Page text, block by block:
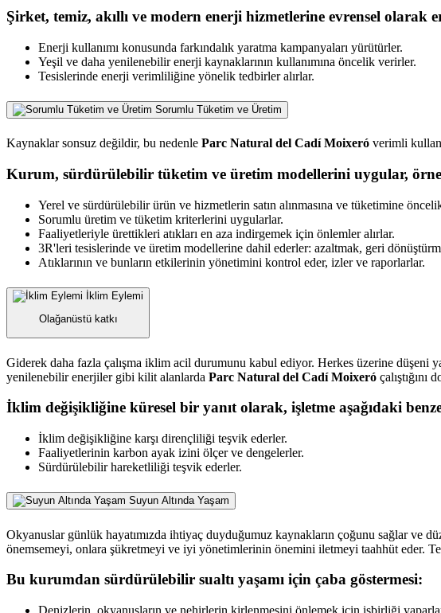
Şirket, temiz, akıllı ve modern enerji hizmetlerine evrensel olarak
Enerji kullanımı konusunda farkındalık yaratma kampanyaları yürütürler.
Yeşil ve daha yenilenebilir enerji kaynaklarının kullanımına öncelik verirler.
Tesislerinde enerji verimliliğine yönelik tedbirler alırlar.
Sorumlu Tüketim ve Üretim
Kaynaklar sonsuz değildir, bu nedenle Parc Natural del Cadí Moixeró verimli
Kurum, sürdürülebilir tüketim ve üretim modellerini uygular,
Yerel ve sürdürülebilir ürün ve hizmetlerin satın alınmasına ve tüketimine
Sorumlu üretim ve tüketim kriterlerini uygularlar.
Faaliyetleriyle ürettikleri atıkları en aza indirgemek için önlemler alırlar.
3R'leri tesislerinde ve üretim modellerine dahil ederler: azaltmak, geri
Atıklarının ve bunların etkilerinin yönetimini kontrol eder, izler ve raporlarlar.
İklim Eylemi
Olağanüstü katkı
Giderek daha fazla çalışma iklim acil durumunu kabul ediyor. Herkes üzerine
yenilenebilir enerjiler gibi kilit alanlarda Parc Natural del Cadí Moixeró
İklim değişikliğine küresel bir yanıt olarak, işletme aşağıdaki
İklim değişikliğine karşı dirençliliği teşvik ederler.
Faaliyetlerinin karbon ayak izini ölçer ve dengelerler.
Sürdürülebilir hareketliliği teşvik ederler.
Suyun Altında Yaşam
Okyanuslar günlük hayatımızda ihtiyaç duyduğumuz kaynakların çoğunu sağlar ve
önemsemeyi, onlara şükretmeyi ve iyi yönetimlerinin önemini iletmeyi taahhüt eder.
Bu kurumdan sürdürülebilir sualtı yaşamı için çaba göstermesi:
Denizlerin, okyanusların ve nehirlerin kirlenmesini önlemek için işbirliği